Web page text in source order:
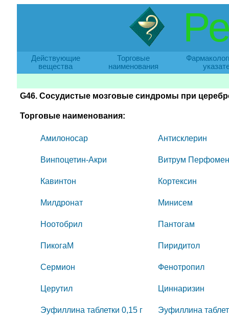
Действующие
вещества
Торговые
наименования
G46. Сосудистые мозговые синдромы при
Торговые наименования:
Амилоносар Антисклерин
Винпоцетин-Акри Витрум
Кавинтон Кортексин
Милдронат Минисем
Ноотобрил Пантогам
ПикогаМ Пиридитол
Сермион Фенотропил
Церутил Циннаризин
Эуфиллина таблетки 0,15 г Эуфиллина